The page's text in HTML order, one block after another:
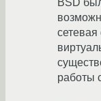
BSD
работы